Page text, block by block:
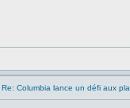
Re: Columbia lance un défi aux